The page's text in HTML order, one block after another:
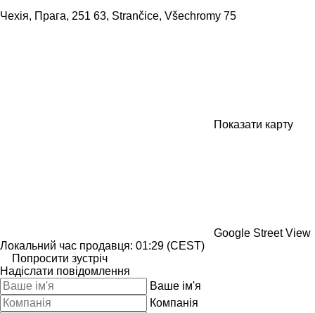
Чехія, Прага, 251 63, Strančice, Všechromy 75
Показати карту
Google Street View
Локальний час продавця: 01:29 (CEST)
Попросити зустріч
Надіслати повідомлення
Ваше ім'я
Компанія